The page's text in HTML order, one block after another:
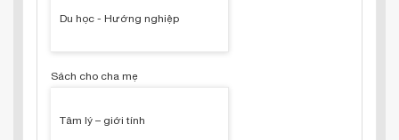
Du học - Hướng nghiệp
Sách cho cha mẹ
Tâm lý – giới tính